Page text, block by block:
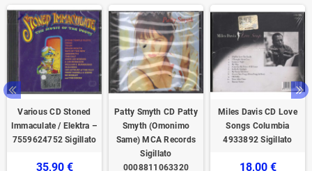
Various CD Stoned
Immaculate / Elektra –
7559624752 Sigillato
35,90 €
Patty Smyth CD Patty
Smyth (Omonimo
Same) MCA Records
Sigillato
0008811063320
Miles Davis CD Love
Songs Columbia
4933892 Sigillato
18,00 €